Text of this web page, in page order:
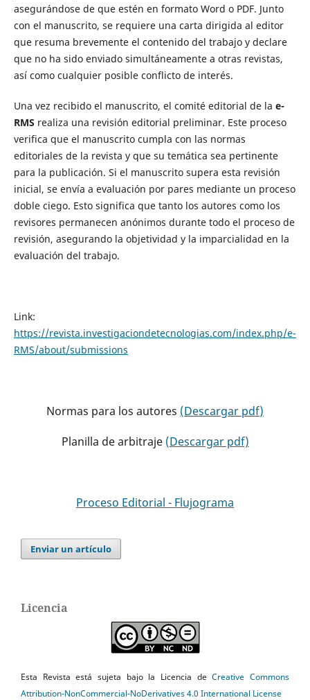
asegurándose de que estén en formato Word o PDF. Junto
con el manuscrito, se requiere una carta dirigida al editor
que resuma brevemente el contenido del trabajo y declare
que no ha sido enviado simultáneamente a otras revistas,
así como cualquier posible conflicto de interés.
Una vez recibido el manuscrito, el comité editorial de la e-
RMS realiza una revisión editorial preliminar. Este proceso
verifica que el manuscrito cumpla con las normas
editoriales de la revista y que su temática sea pertinente
para la publicación. Si el manuscrito supera esta revisión
inicial, se envía a evaluación por pares mediante un proceso
doble ciego. Esto significa que tanto los autores como los
revisores permanecen anónimos durante todo el proceso de
revisión, asegurando la objetividad y la imparcialidad en la
evaluación del trabajo.
Link:
https://revista.investigaciondetecnologias.com/index.php/e-
RMS/about/submissions
Normas para los autores (Descargar pdf)
Planilla de arbitraje (Descargar pdf)
Proceso Editorial - Flujograma
Enviar un artículo
Licencia
Esta Revista está sujeta bajo la Licencia deCreative Commons
Attribution-NonCommercial-NoDerivatives 4.0 International License